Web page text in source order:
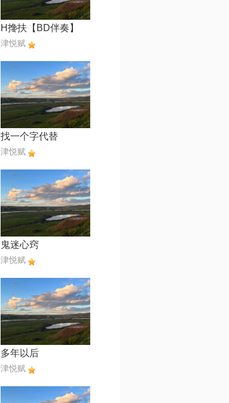
H搀扶【BD伴奏】
津悦赋
找一个字代替
津悦赋
鬼迷心窍
津悦赋
多年以后
津悦赋